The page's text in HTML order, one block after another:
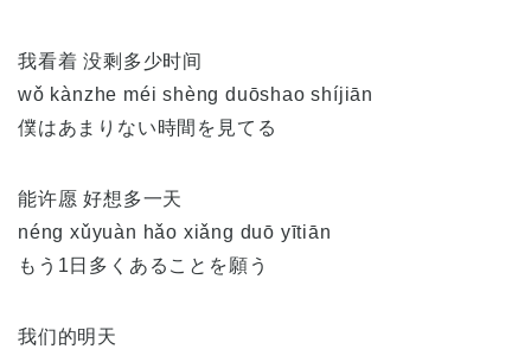
我看着 没剩多少时间
wǒ kànzhe méi shèng duōshao shíjiān
僕はあまりない時間を見てる
能许愿 好想多一天
néng xǔyuàn hǎo xiǎng duō yītiān
もう1日多くあることを願う
我们的明天